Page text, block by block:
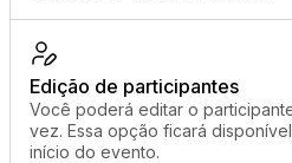
Edição de participantes
Você poderá editar o
vez. Essa opção ficará
início do evento.